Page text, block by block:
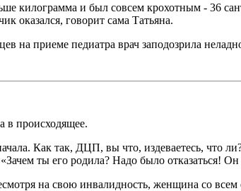
килограмма и был совсем крохотным - 36
оказался, говорит сама Татьяна.
на приеме педиатра врач заподозрила
в происходящее.
Как так, ДЦП, вы что, издеваетесь, что
ты его родила? Надо было отказаться!
на свою инвалидность, женщина со всем